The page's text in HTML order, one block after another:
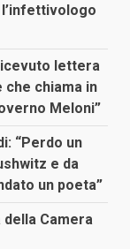
lettera
chiama in
Meloni”
“Perdo un
e da
un poeta”
della Camera